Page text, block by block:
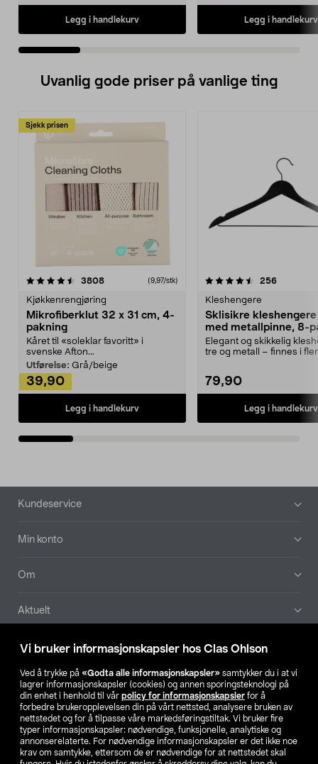
Vi bruker informasjonskapsler hos Clas Ohlson
Ved å trykke på «Godta alle informasjonskapsler» samtykker du i at vi
lagrer informasjonskapsler (cookies) og annen sporingsteknologi på
din enhet i henhold til vår policy for informasjonskapsler for å
forbedre brukeropplevelsen din på vårt nettsted, analysere bruken av
nettstedet og for å tilpasse våre markedsføringstiltak. Vi bruker fire
typer informasjonskapsler: nødvendige, funksjonelle, analytiske og
annonserelaterte. For nødvendige informasjonskapsler er det ikke noe
krav om samtykke, ettersom de er nødvendige for at nettstedet skal
Legg i handlekurv Legg i handlekurv
Uvanlig gode priser på vanlige ting
Sjekk prisen
3808anmeldelser(9,97/stk)
Kjøkkenrengjøring
Mikrofiberklut 32 x 31 cm, 4-
pakning
Kåret til «soleklar favoritt» i
svenske Afton...
Utførelse: Grå/beige
39,90
Legg i handlekurv
4.5av 5 stjerner 256
Kleshengere
Sklisikre
med metallpinne, 8-
Elegant og skikkelig
tre og metall – finnes i
79,90
Legg i handlekurv
4.5av 5 stjerner
Bunntekst
Kundeservice
Min konto
Om
Aktuelt
Våre selskaper
Finn din butikk
SE NO FI